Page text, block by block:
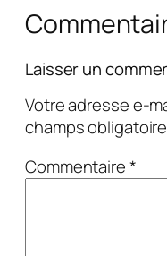
Laisser un
Votre adresse e-
champs
Commentaire*